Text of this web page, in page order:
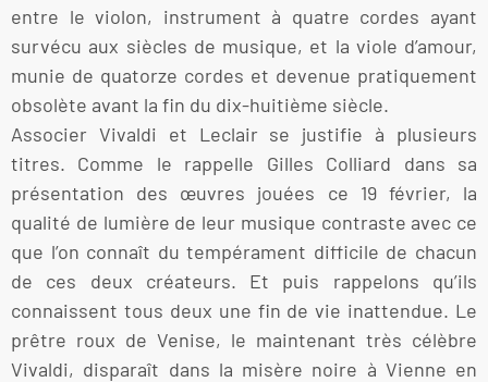
entre le violon, instrument à quatre cordes ayant
survécu aux siècles de musique, et la viole d’amour,
munie de quatorze cordes et devenue pratiquement
obsolète avant la fin du dix-huitième siècle.
Associer Vivaldi et Leclair se justifie à plusieurs
titres. Comme le rappelle Gilles Colliard dans sa
présentation des œuvres jouées ce 19 février, la
qualité de lumière de leur musique contraste avec ce
que l’on connaît du tempérament difficile de chacun
de ces deux créateurs. Et puis rappelons qu’ils
connaissent tous deux une fin de vie inattendue. Le
prêtre roux de Venise, le maintenant très célèbre
Vivaldi, disparaît dans la misère noire à Vienne en